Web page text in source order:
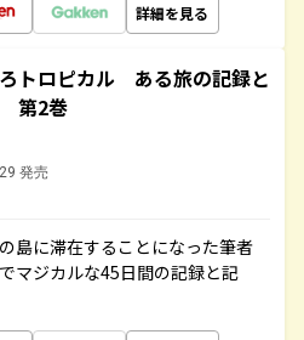
詳細を見る
トロピカル ある旅の記録と
第2巻
発売
島に滞在することになった筆者
マジカルな45日間の記録と記